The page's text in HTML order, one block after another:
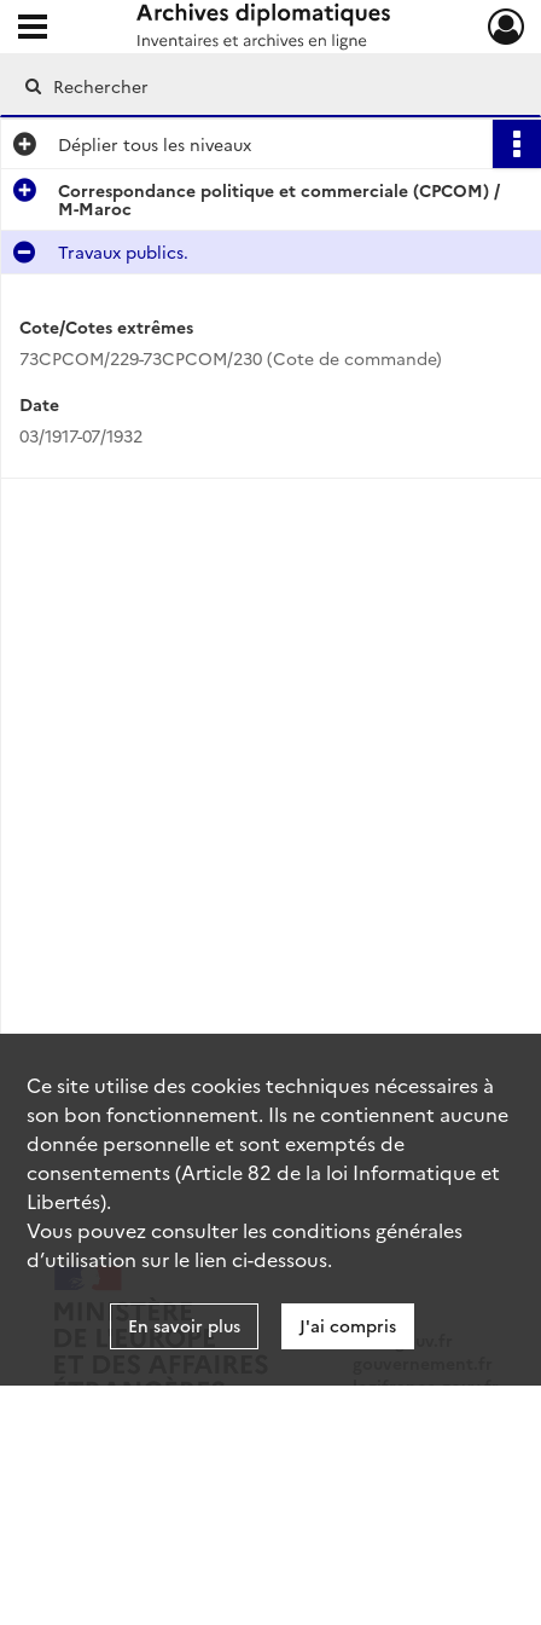
Archives diplomatiques
Ouvrir le menu déroulant
Déplier tous les niveaux
Correspondance politique et commerciale (CPCOM) /
M-Maroc
Travaux publics.
Cote/Cotes extrêmes
73CPCOM/229-73CPCOM/230 (Cote de commande)
Date
03/1917-07/1932
data.gouv.fr
legifrance.gouv.fr
Ce site utilise descookiestechniques nécessaires à
son bon fonctionnement. Ils ne contiennent aucune
donnée personnelle et sont exemptés de
consentements (Article 82 de la loi Informatique et
Libertés).
Vous pouvez consulter les conditions générales
d’utilisation sur le lien ci-dessous.
En savoir plus J'ai compris